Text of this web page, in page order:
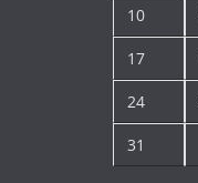
10
17
24
31